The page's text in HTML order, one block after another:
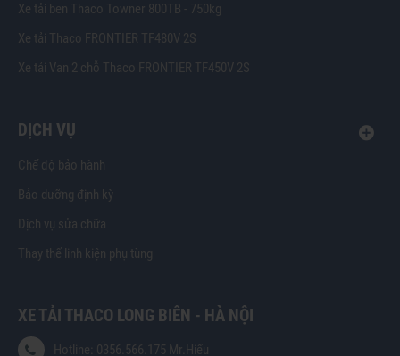
Xe tải ben Thaco Towner 800TB - 750kg
Xe tải Thaco FRONTIER TF480V 2S
Xe tải Van 2 chỗ Thaco FRONTIER TF450V 2S
DỊCH VỤ
Chế độ bảo hành
Bảo dưỡng định kỳ
Dịch vụ sửa chữa
Thay thế linh kiện phụ tùng
XE TẢI THACO LONG BIÊN - HÀ NỘI
Hotline: 0356.566.175 Mr.Hiếu